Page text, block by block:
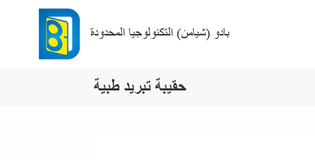
بادو (شيامن) التكنولوجيا المحدودة
حقيبة تبريد طبية